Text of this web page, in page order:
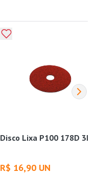
Disco Lixa P100 178D 3M
R$ 16,90 UN